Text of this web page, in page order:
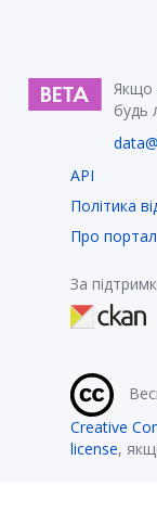
Якщо
будь
API
Політика
Про портал
За
Creative
license,